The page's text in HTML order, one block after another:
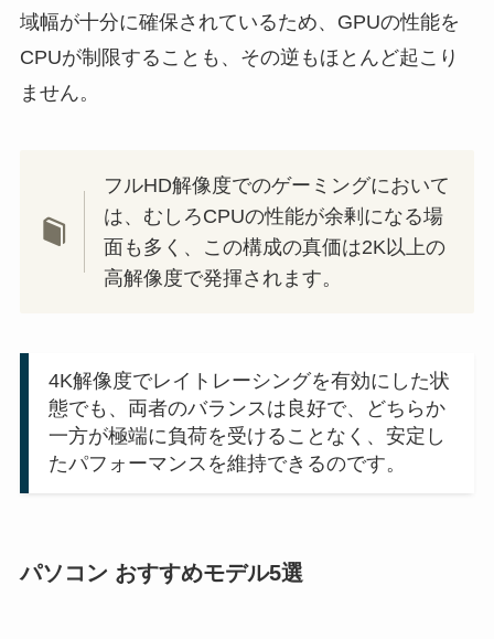
域幅が十分に確保されているため、GPUの性能を
CPUが制限することも、その逆もほとんど起こり
ません。
フルHD解像度でのゲーミングにおいて
は、むしろCPUの性能が余剰になる場
面も多く、この構成の真価は2K以上の
高解像度で発揮されます。
4K解像度でレイトレーシングを有効にした状
態でも、両者のバランスは良好で、どちらか
一方が極端に負荷を受けることなく、安定し
たパフォーマンスを維持できるのです。
パソコン おすすめモデル5選